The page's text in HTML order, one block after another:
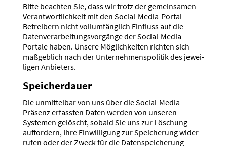
Bitte beachten Sie, dass wir trotz der gemein­samen
Verant­wort­lichkeit mit den Social-Media-Portal-
Betreibern nicht vollum­fänglich Einfluss auf die
Daten­ver­ar­bei­tungs­vor­gänge der Social-Media-
Portale haben. Unsere Möglich­keiten richten sich
maßgeblich nach der Unter­neh­mens­po­litik des jewei­
ligen Anbieters.
Speicher­dauer
Die unmit­telbar von uns über die Social-Media-
Präsenz erfassten Daten werden von unseren
Systemen gelöscht, sobald Sie uns zur Löschung
auffordern, Ihre Einwil­ligung zur Speicherung wider­
rufen oder der Zweck für die Daten­spei­cherung